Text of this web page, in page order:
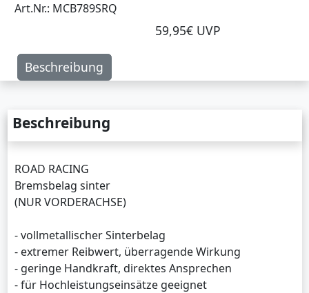
Art.Nr.: MCB789SRQ
59,95€ UVP
Beschreibung
Beschreibung
ROAD RACING
Bremsbelag sinter
(NUR VORDERACHSE)
- vollmetallischer Sinterbelag
- extremer Reibwert, überragende Wirkung
- geringe Handkraft, direktes Ansprechen
- für Hochleistungseinsätze geeignet